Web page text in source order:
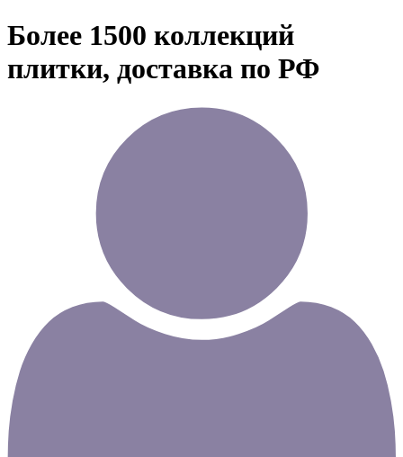
Более 1500 коллекций
плитки, доставка по РФ